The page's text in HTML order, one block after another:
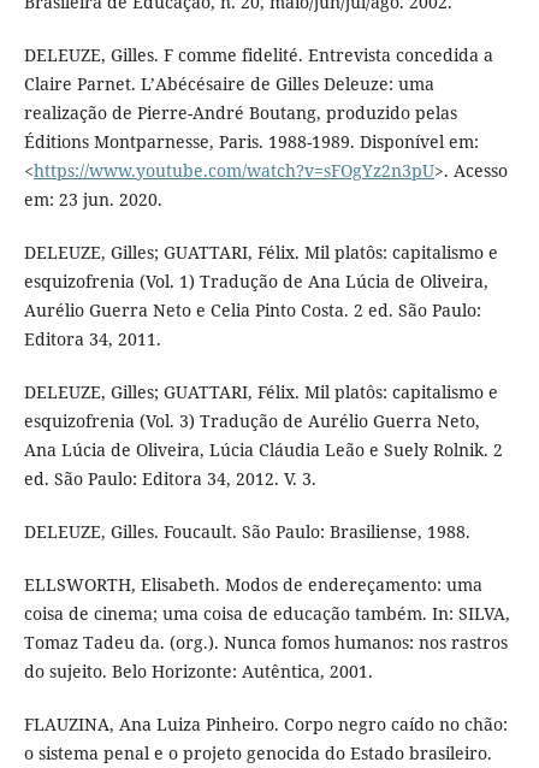
DELEUZE, Gilles. F comme fidelité. Entrevista concedida a
Claire Parnet. L’Abécésaire de Gilles Deleuze: uma
realização de Pierre-André Boutang, produzido pelas
Éditions Montparnesse, Paris. 1988-1989. Disponível em:
<https://www.youtube.com/watch?v=sFOgYz2n3pU>. Acesso
em: 23 jun. 2020.
DELEUZE, Gilles; GUATTARI, Félix. Mil platôs: capitalismo e
esquizofrenia (Vol. 1) Tradução de Ana Lúcia de Oliveira,
Aurélio Guerra Neto e Celia Pinto Costa. 2 ed. São Paulo:
Editora 34, 2011.
DELEUZE, Gilles; GUATTARI, Félix. Mil platôs: capitalismo e
esquizofrenia (Vol. 3) Tradução de Aurélio Guerra Neto,
Ana Lúcia de Oliveira, Lúcia Cláudia Leão e Suely Rolnik. 2
ed. São Paulo: Editora 34, 2012. V. 3.
DELEUZE, Gilles. Foucault. São Paulo: Brasiliense, 1988.
ELLSWORTH, Elisabeth. Modos de endereçamento: uma
coisa de cinema; uma coisa de educação também. In: SILVA,
Tomaz Tadeu da. (org.). Nunca fomos humanos: nos rastros
do sujeito. Belo Horizonte: Autêntica, 2001.
FLAUZINA, Ana Luiza Pinheiro. Corpo negro caído no chão:
o sistema penal e o projeto genocida do Estado brasileiro.